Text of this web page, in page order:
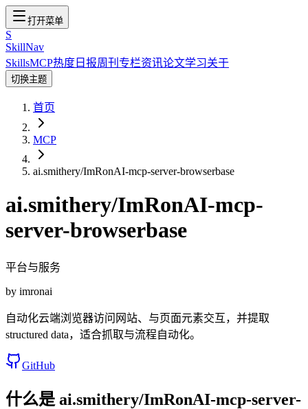
打开菜单
S
SkillNav
SkillsMCP热度 日报周刊 专栏资讯论文学习关于
切换主题
首页
MCP
ai.smithery/ImRonAI-mcp-server-browserbase
ai.smithery/ImRonAI-mcp-
server-browserbase
平台与服务
by imronai
自动化云端浏览器访问网站、与页面元素交互，并提取
structured data，适合抓取与流程自动化。
GitHub
什么是 ai.smithery/ImRonAI-mcp-server-